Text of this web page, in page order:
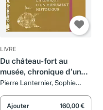
LIVRE
Du château-fort au
musée, chronique d'un
monument historique
Pierre Lanternier, Sophie
Ajouter 160,00 €